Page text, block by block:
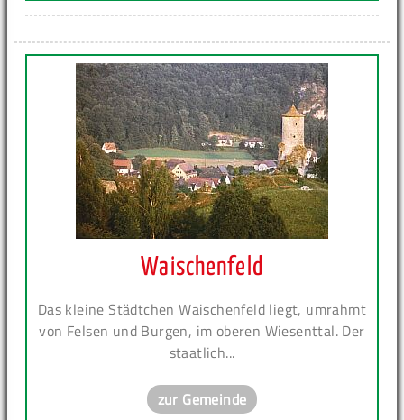
Waischenfeld
Das kleine Städtchen Waischenfeld liegt, umrahmt
von Felsen und Burgen, im oberen Wiesenttal. Der
staatlich...
zur Gemeinde